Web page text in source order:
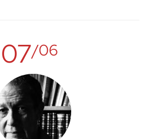
07/06